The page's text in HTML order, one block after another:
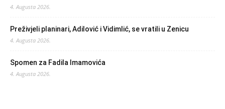
4. Augusta 2026.
Preživjeli planinari, Adilović i Vidimlić, se vratili u Zenicu
4. Augusta 2026.
Spomen za Fadila Imamovića
4. Augusta 2026.